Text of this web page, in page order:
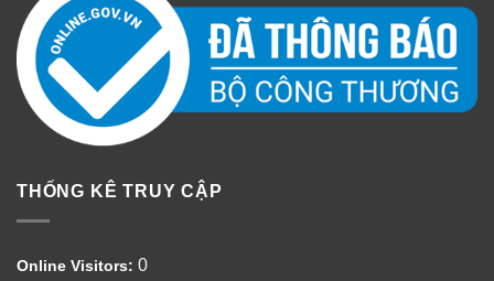
THỐNG KÊ TRUY CẬP
Online Visitors: 0